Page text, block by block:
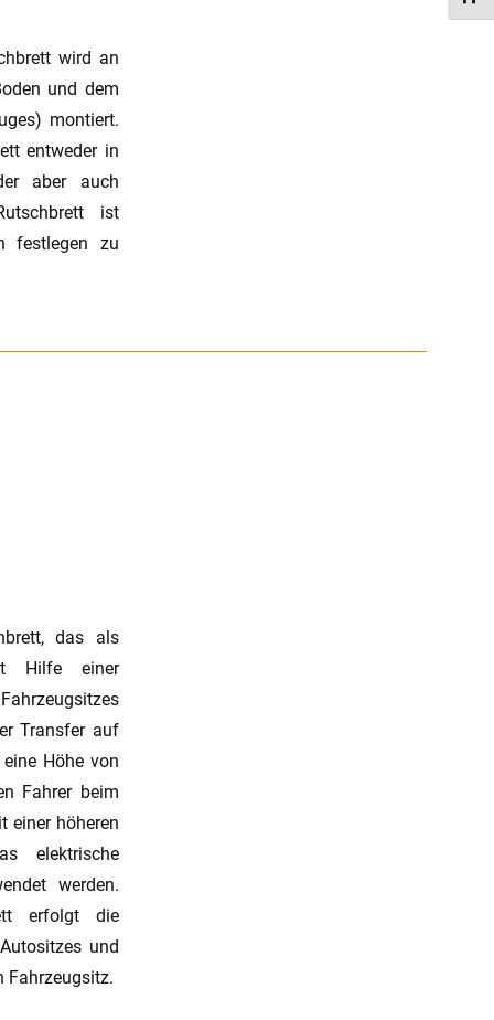
wird an
und dem
montiert.
entweder in
aber auch
ist
festlegen zu
das als
Hilfe einer
Transfer auf
Höhe von
Fahrer beim
einer höheren
elektrische
werden.
erfolgt die
und
Fahrzeugsitz.